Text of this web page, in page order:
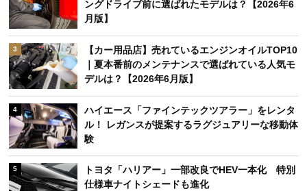
ングドライブ前に選ばれたモデルは？【2026年6
月版】
3
【カー用品店】売れているエンジンオイルTOP10
｜夏本番前のメンテナンスで選ばれている人気モ
デルは？【2026年6月版】
4
ハイエース「ファインテックツアラー」をレンタ
ル！ レガンスが提案するラグジュアリーな移動体
験
5
トヨタ「ハリアー」一部改良でHEV一本化 特別
仕様車ナイトシェードも進化